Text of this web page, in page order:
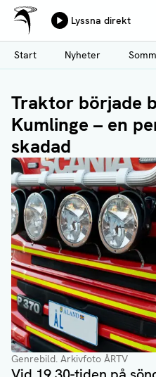
Hoppa
till
huvudinnehåll
Ålands Radio & TV
Lyssna direkt
Start
Nyheter
Traktor började
Kumlinge – en
skadad
Genrebild. Arkivfoto ÅRTV